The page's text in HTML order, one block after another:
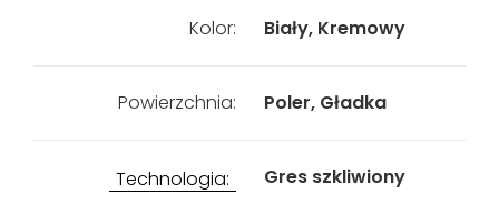
Kolor: Biały, Kremowy
Powierzchnia: Poler, Gładka
Technologia: Gres szkliwiony